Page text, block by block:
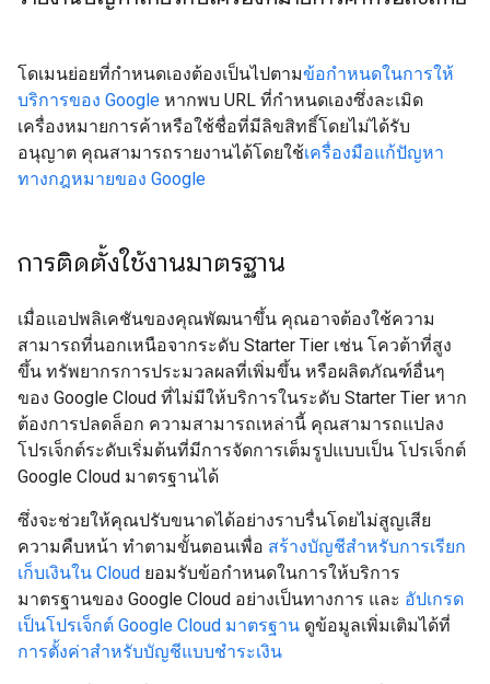
โดเมนย่อยที่กำหนดเองต้องเป็นไปตามข้อกำหนดในการให้
บริการของ Google หากพบ URL ที่กำหนดเองซึ่งละเมิด
เครื่องหมายการค้าหรือใช้ชื่อที่มีลิขสิทธิ์โดยไม่ได้รับ
อนุญาต คุณสามารถรายงานได้โดยใช้เครื่องมือแก้ปัญหา
ทางกฎหมายของ Google
การติดตั้งใช้งานมาตรฐาน
เมื่อแอปพลิเคชันของคุณพัฒนาขึ้น คุณอาจต้องใช้ความ
สามารถที่นอกเหนือจากระดับ Starter Tier เช่น โควต้าที่สูง
ขึ้น ทรัพยากรการประมวลผลที่เพิ่มขึ้น หรือผลิตภัณฑ์อื่นๆ
ของ Google Cloud ที่ไม่มีให้บริการในระดับ Starter Tier หาก
ต้องการปลดล็อก ความสามารถเหล่านี้ คุณสามารถแปลง
โปรเจ็กต์ระดับเริ่มต้นที่มีการจัดการเต็มรูปแบบเป็น โปรเจ็กต์
Google Cloud มาตรฐานได้
ซึ่งจะช่วยให้คุณปรับขนาดได้อย่างราบรื่นโดยไม่สูญเสีย
ความคืบหน้า ทำตามขั้นตอนเพื่อ สร้างบัญชีสำหรับการเรียก
เก็บเงินใน Cloud ยอมรับข้อกำหนดในการให้บริการ
มาตรฐานของ Google Cloud อย่างเป็นทางการ และ อัปเกรด
เป็นโปรเจ็กต์ Google Cloud มาตรฐาน ดูข้อมูลเพิ่มเติมได้ที่
การตั้งค่าสำหรับบัญชีแบบชำระเงิน